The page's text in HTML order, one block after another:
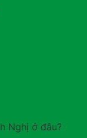
Nghị ở đâu?